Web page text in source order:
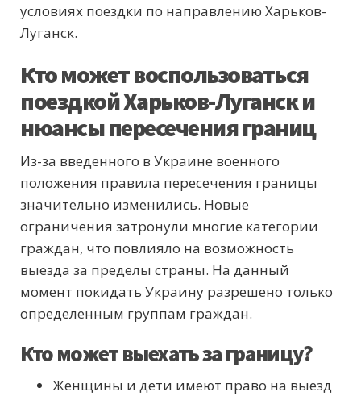
условиях поездки по направлению Харьков-
Луганск.
Кто может воспользоваться
поездкой Харьков-Луганск и
нюансы пересечения границ
Из-за введенного в Украине военного
положения правила пересечения границы
значительно изменились. Новые
ограничения затронули многие категории
граждан, что повлияло на возможность
выезда за пределы страны. На данный
момент покидать Украину разрешено только
определенным группам граждан.
Кто может выехать за границу?
Женщины и дети имеют право на выезд